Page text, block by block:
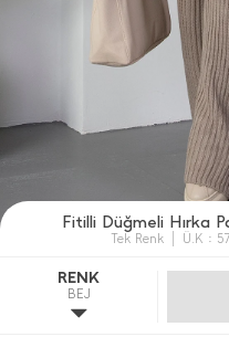
Fitilli Düğmeli Hırka
Tek Renk Ü.K :
RENK
BEJ